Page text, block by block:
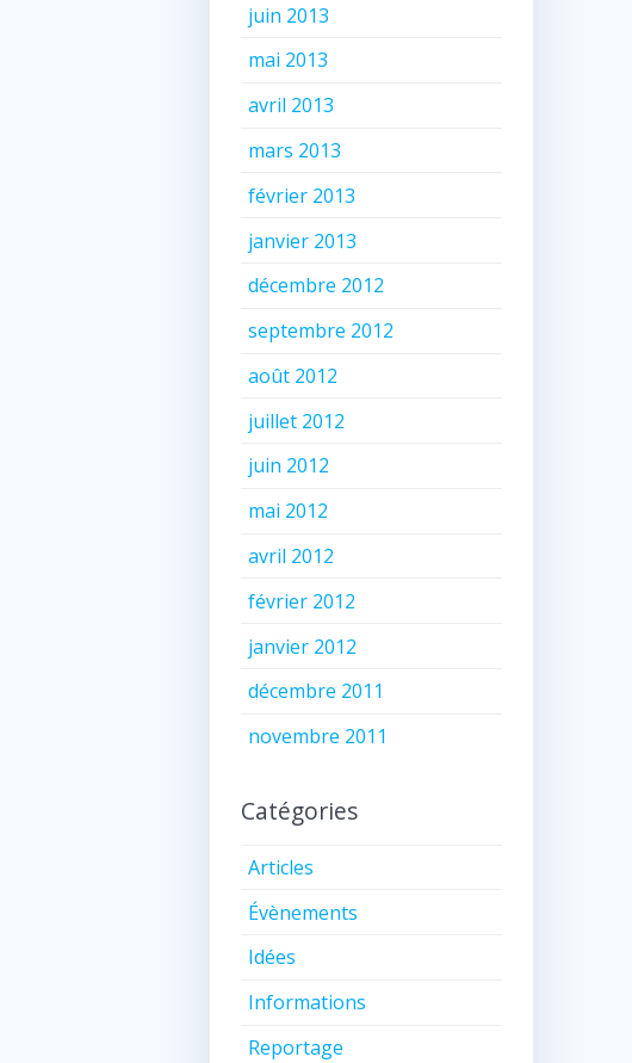
juin 2013
mai 2013
avril 2013
mars 2013
février 2013
janvier 2013
décembre 2012
septembre 2012
août 2012
juillet 2012
juin 2012
mai 2012
avril 2012
février 2012
janvier 2012
décembre 2011
novembre 2011
Catégories
Articles
Évènements
Idées
Informations
Reportage